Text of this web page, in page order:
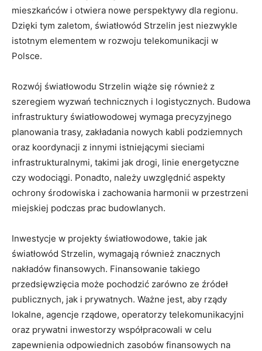
mieszkańców i otwiera nowe perspektywy dla regionu.
Dzięki tym zaletom, światłowód Strzelin jest niezwykle
istotnym elementem w rozwoju telekomunikacji w
Polsce.
Rozwój światłowodu Strzelin wiąże się również z
szeregiem wyzwań technicznych i logistycznych. Budowa
infrastruktury światłowodowej wymaga precyzyjnego
planowania trasy, zakładania nowych kabli podziemnych
oraz koordynacji z innymi istniejącymi sieciami
infrastrukturalnymi, takimi jak drogi, linie energetyczne
czy wodociągi. Ponadto, należy uwzględnić aspekty
ochrony środowiska i zachowania harmonii w przestrzeni
miejskiej podczas prac budowlanych.
Inwestycje w projekty światłowodowe, takie jak
światłowód Strzelin, wymagają również znacznych
nakładów finansowych. Finansowanie takiego
przedsięwzięcia może pochodzić zarówno ze źródeł
publicznych, jak i prywatnych. Ważne jest, aby rządy
lokalne, agencje rządowe, operatorzy telekomunikacyjni
oraz prywatni inwestorzy współpracowali w celu
zapewnienia odpowiednich zasobów finansowych na